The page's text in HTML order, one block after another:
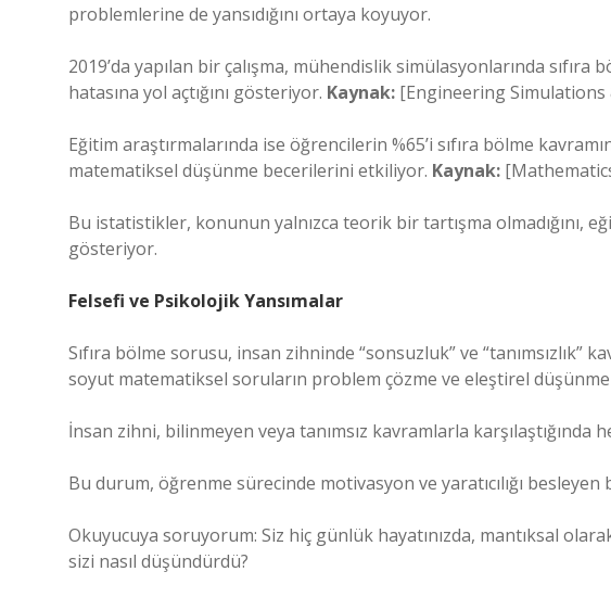
problemlerine de yansıdığını ortaya koyuyor.
2019’da yapılan bir çalışma, mühendislik simülasyonlarında sıfıra
hatasına yol açtığını gösteriyor. Kaynak: [Engineering
Eğitim araştırmalarında ise öğrencilerin %65’i sıfıra bölme
matematiksel düşünme becerilerini etkiliyor. Kaynak:
Bu istatistikler, konunun yalnızca teorik bir tartışma olmadığını,
gösteriyor.
Felsefi ve Psikolojik Yansımalar
Sıfıra bölme sorusu, insan zihninde “sonsuzluk” ve “tanımsızlık”
soyut matematiksel soruların problem çözme ve eleştirel
İnsan zihni, bilinmeyen veya tanımsız kavramlarla karşılaştığında
Bu durum, öğrenme sürecinde motivasyon ve yaratıcılığı
Okuyucuya soruyorum: Siz hiç günlük hayatınızda, mantıksal
sizi nasıl düşündürdü?